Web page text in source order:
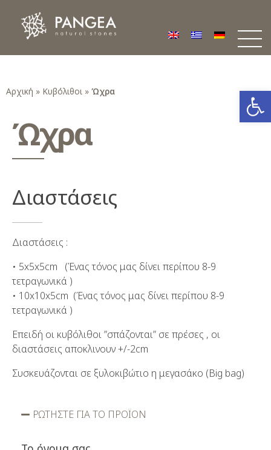
Αρχική » Κυβόλιθοι » Ώχρα
Διαστάσεις
Διαστάσεις :
• 5x5x5cm (Ένας τόνος μας δίνει περίπου 8-9
τετραγωνικά )
• 10x10x5cm (Ένας τόνος μας δίνει περίπου 8-9
τετραγωνικά )
Επειδή οι κυβόλιθοι ”σπάζονται” σε πρέσες , οι
διαστάσεις αποκλινουν +/-2cm
Συσκευάζονται σε ξυλοκιβώτιο η μεγασάκο (Big bag)
ΡΩΤΗΣΤΕ ΓΙΑ ΤΟ ΠΡΟΪΟΝ
Ώχρα